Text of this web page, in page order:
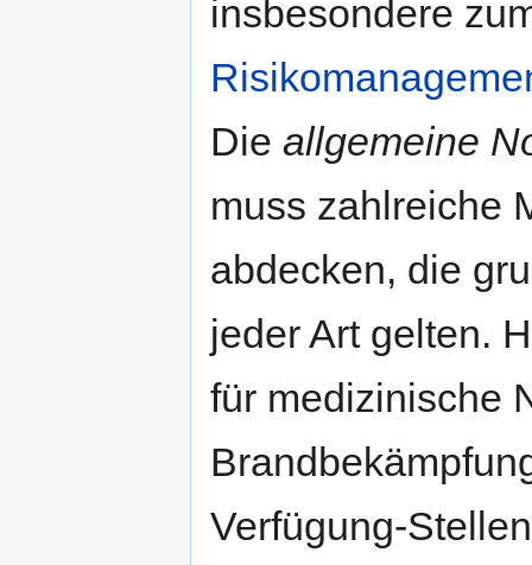
insbesondere
Die allgemeine
muss zahlreiche
abdecken, die
jeder Art gelten.
für medizinische
Verfügung-